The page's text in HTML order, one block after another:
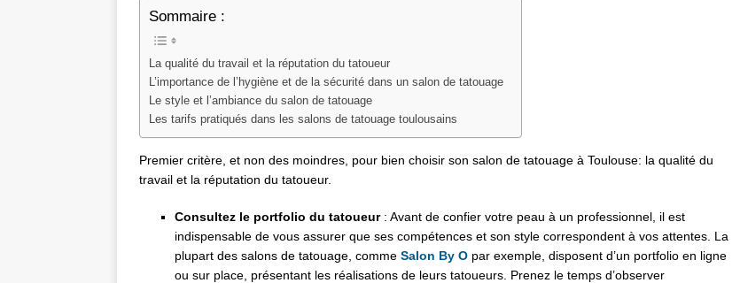
Sommaire :
La qualité du travail et la réputation du tatoueur
L’importance de l’hygiène et de la sécurité dans un salon de tatouage
Le style et l’ambiance du salon de tatouage
Les tarifs pratiqués dans les salons de tatouage toulousains
Premier critère, et non des moindres, pour bien choisir son salon de tatouage à Toulouse: la qualité du
travail et la réputation du tatoueur.
Consultez le portfolio du tatoueur: Avant de confier votre peau à un professionnel, il est
indispensable de vous assurer que ses compétences et son style correspondent à vos attentes. La
plupart des salons de tatouage, comme Salon By O par exemple, disposent d’un portfolio en ligne
ou sur place, présentant les réalisations de leurs tatoueurs. Prenez le temps d’observer